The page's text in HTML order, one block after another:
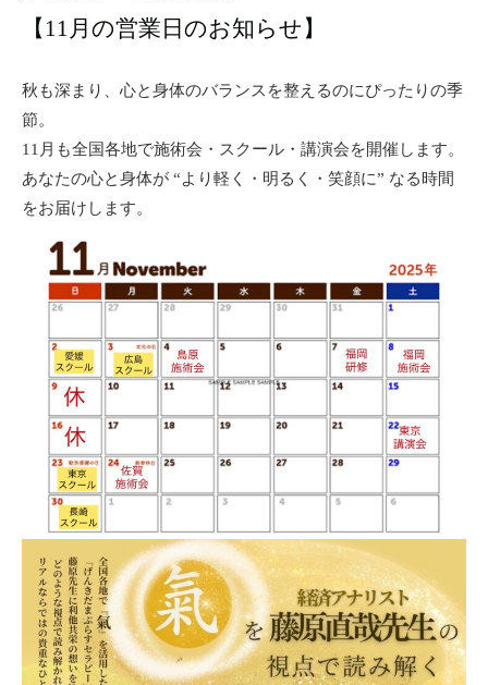
【11月の営業日のお知らせ】
秋も深まり、心と身体のバランスを整えるのにぴったりの季
節。
11月も全国各地で施術会・スクール・講演会を開催します。
あなたの心と身体が “より軽く・明るく・笑顔に” なる時間
をお届けします。